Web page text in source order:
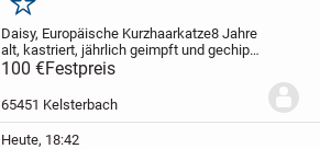
Merken
Daisy, Europäische Kurzhaarkatze8 Jahre
alt, kastriert, jährlich geimpft und gechipt,
letztes Jahr Zahnreinigung
gehabt, stubenrein, kratz nicht, muss
alleine gehalten werden, super lieb,
gesellig...
100 €Festpreis
65451 Kelsterbach
Heute, 18:42